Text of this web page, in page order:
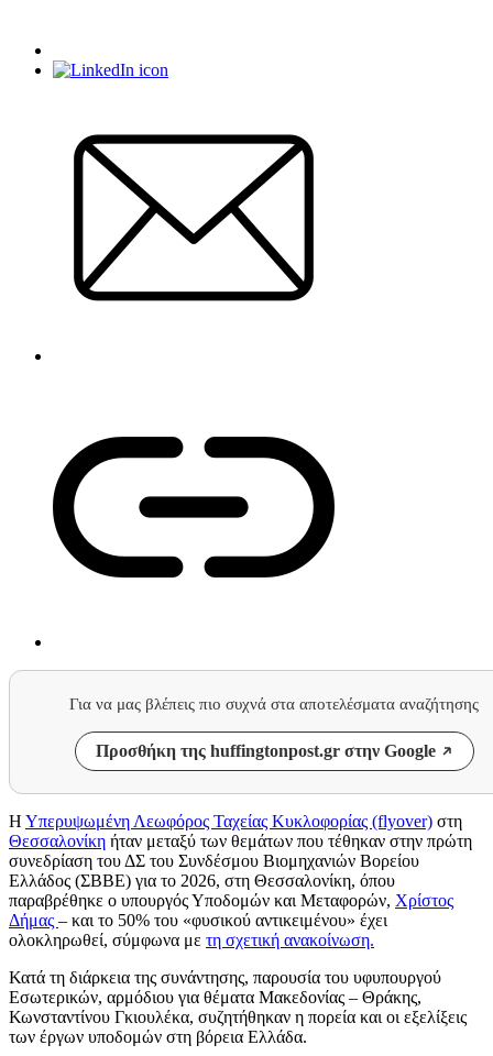
Για να μας βλέπεις πιο συχνά στα αποτελέσματα αναζήτησης
Προσθήκη της huffingtonpost.gr στην Google
Η Υπερυψωμένη Λεωφόρος Ταχείας Κυκλοφορίας (flyover) στη
Θεσσαλονίκη ήταν μεταξύ των θεμάτων που τέθηκαν στην πρώτη
συνεδρίαση του ΔΣ του Συνδέσμου Βιομηχανιών Βορείου
Ελλάδος (ΣΒΒΕ) για το 2026, στη Θεσσαλονίκη, όπου
παραβρέθηκε ο υπουργός Υποδομών και Μεταφορών, Χρίστος
Δήμας – και το 50% του «φυσικού αντικειμένου» έχει
ολοκληρωθεί, σύμφωνα με τη σχετική ανακοίνωση.
Κατά τη διάρκεια της συνάντησης, παρουσία του υφυπουργού
Εσωτερικών, αρμόδιου για θέματα Μακεδονίας – Θράκης,
Κωνσταντίνου Γκιουλέκα, συζητήθηκαν η πορεία και οι εξελίξεις
των έργων υποδομών στη βόρεια Ελλάδα.